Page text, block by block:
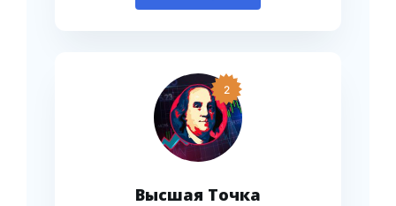
2
Высшая Точка